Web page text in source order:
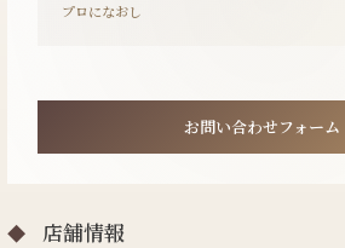
プロになおし
お問い合わせフォーム
◆ 店舗情報